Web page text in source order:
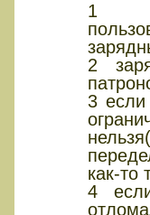
1
2
3 если
как-то
4